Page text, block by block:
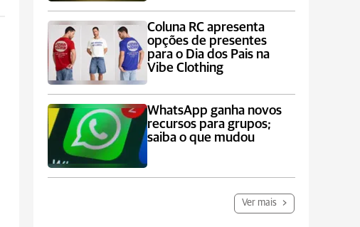
Coluna RC apresenta
opções de presentes
para o Dia dos Pais na
Vibe Clothing
WhatsApp ganha novos
recursos para grupos;
saiba o que mudou
Ver mais